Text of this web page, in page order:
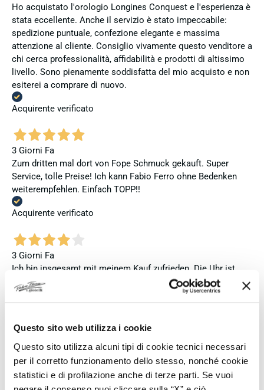
Questo sito web utilizza i cookie
Questo sito utilizza alcuni tipi di cookie tecnici necessari
per il corretto funzionamento dello stesso, nonché cookie
statistici e di profilazione anche di terze parti. Se vuoi
Ho acquistato l'orologio Longines Conquest e l'esperienza è
stata eccellente. Anche il servizio è stato impeccabile:
spedizione puntuale, confezione elegante e massima
attenzione al cliente. Consiglio vivamente questo venditore a
chi cerca professionalità, affidabilità e prodotti di altissimo
livello. Sono pienamente soddisfatta del mio acquisto e non
esiterei a comprare di nuovo.
Acquirente verificato
3 Giorni Fa
Zum dritten mal dort von Fope Schmuck gekauft. Super
Service, tolle Preise! Ich kann Fabio Ferro ohne Bedenken
weiterempfehlen. Einfach TOPP!!
Acquirente verificato
3 Giorni Fa
Ich bin insgesamt mit meinem Kauf zufrieden. Die Uhr ist
neu, original und funktioniert einwandfrei. Besonders positiv
hervorheben möchte ich den attraktiven Preis sowie den
Dennoch vergebe ich 4 statt 5 Sterne, da die Lieferung nicht
meinen Erwartungen an einen autorisierten Seiko-Händler
entsprach. Die Uhr kam ohne die üblichen Schutzfolien am
Armband, die Originalverpackung entsprach nicht der
Verpackung, die ich von diesem Modell aus offiziellen